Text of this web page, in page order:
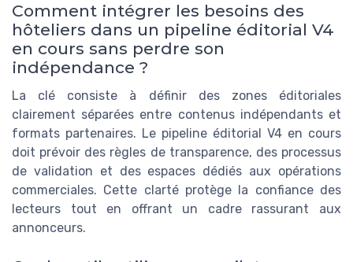
Comment intégrer les besoins des
hôteliers dans un pipeline éditorial V4
en cours sans perdre son
indépendance ?
La clé consiste à définir des zones éditoriales
clairement séparées entre contenus indépendants et
formats partenaires. Le pipeline éditorial V4 en cours
doit prévoir des règles de transparence, des processus
de validation et des espaces dédiés aux opérations
commerciales. Cette clarté protège la confiance des
lecteurs tout en offrant un cadre rassurant aux
annonceurs.